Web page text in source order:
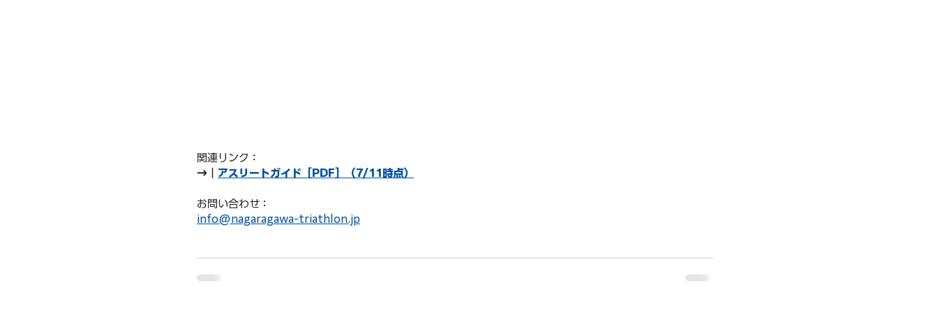
関連リンク：
→｜ アスリートガイド［PDF］（7/11時点）
お問い合わせ：
info@nagaragawa-triathlon.jp